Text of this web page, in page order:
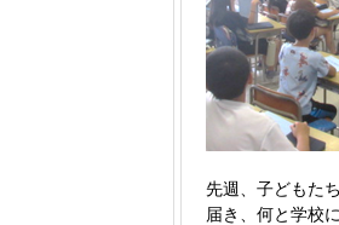
先週、子どもた
届き、何と学校